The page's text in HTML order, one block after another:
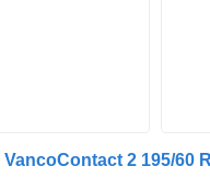
2 195/60